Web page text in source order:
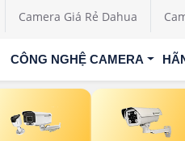
Camera Giá Rẻ Dahua
CÔNG NGHỆ CAMERA